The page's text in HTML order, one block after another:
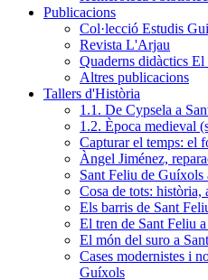
Publicacions
Col·lecció Estudis
Revista L'Arjau
Quaderns didàctics
Altres publicacions
Tallers d'Història
1.1. De Cypsela a
1.2. Època medieval
Capturar el temps: el
Àngel Jiménez,
Sant Feliu de Guíxols
Cosa de tots: història,
Els barris de Sant
El tren de Sant Feliu
El món del suro a
Cases modernistes i
Guíxols